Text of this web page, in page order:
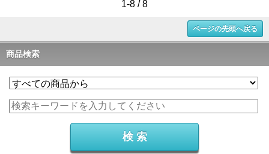
1-8 / 8
ページの先頭へ戻る
商品検索